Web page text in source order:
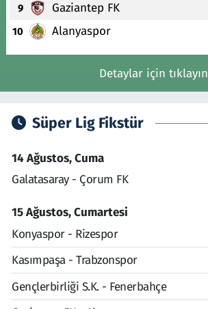
9 Gaziantep FK
10 Alanyaspor
Detaylar için tıklayın
Süper Lig Fikstür
14 Ağustos, Cuma
Galatasaray - Çorum FK
15 Ağustos, Cumartesi
Konyaspor - Rizespor
Kasımpaşa - Trabzonspor
Gençlerbirliği S.K. - Fenerbahçe